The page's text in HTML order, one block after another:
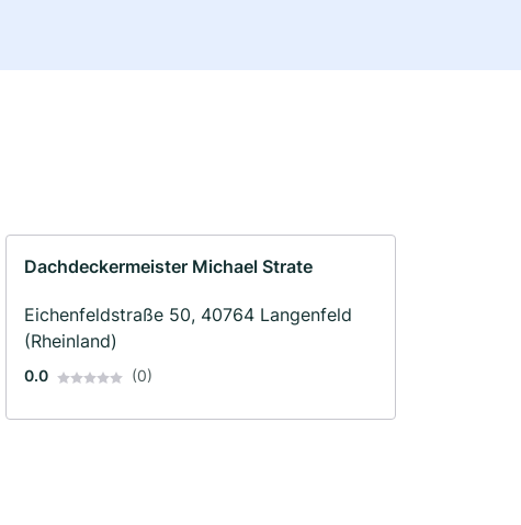
Dachdeckermeister Michael Strate
Eichenfeldstraße 50, 40764 Langenfeld
(Rheinland)
0.0 (0)